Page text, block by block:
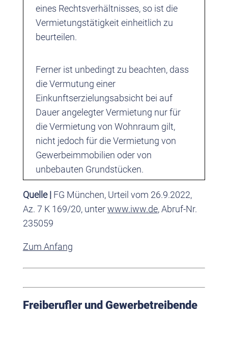
eines Rechtsverhältnisses, so ist die
Vermietungstätigkeit einheitlich zu
beurteilen.
Ferner ist unbedingt zu beachten, dass
die Vermutung einer
Einkunftserzielungsabsicht bei auf
Dauer angelegter Vermietung nur für
die Vermietung von Wohnraum gilt,
nicht jedoch für die Vermietung von
Gewerbeimmobilien oder von
unbebauten Grundstücken.
Quelle | FG München, Urteil vom 26.9.2022,
Az. 7 K 169/20, unterwww.iww.de, Abruf-Nr.
235059
Zum Anfang
Freiberufler und Gewerbetreibende